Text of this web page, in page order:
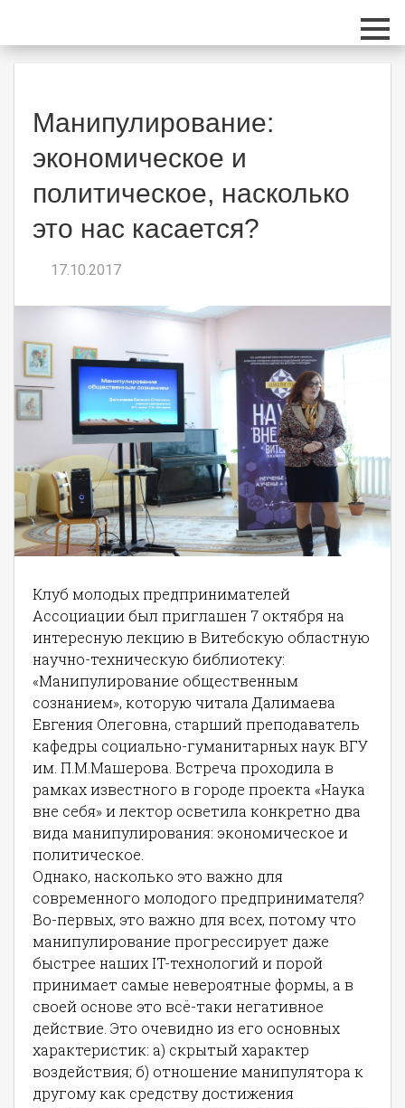
Манипулирование:
экономическое и
политическое, насколько
это нас касается?
17.10.2017
Клуб молодых предпринимателей
Ассоциации был приглашен 7 октября на
интересную лекцию в Витебскую областную
научно-техническую библиотеку:
«Манипулирование общественным
сознанием», которую читала Далимаева
Евгения Олеговна, старший преподаватель
кафедры социально-гуманитарных наук ВГУ
им. П.М.Машерова. Встреча проходила в
рамках известного в городе проекта «Наука
вне себя» и лектор осветила конкретно два
вида манипулирования: экономическое и
политическое.
Однако, насколько это важно для
современного молодого предпринимателя?
Во-первых, это важно для всех, потому что
манипулирование прогрессирует даже
быстрее наших IT-технологий и порой
принимает самые невероятные формы, а в
своей основе это всё-таки негативное
действие. Это очевидно из его основных
характеристик: а) скрытый характер
воздействия; б) отношение манипулятора к
другому как средству достижения